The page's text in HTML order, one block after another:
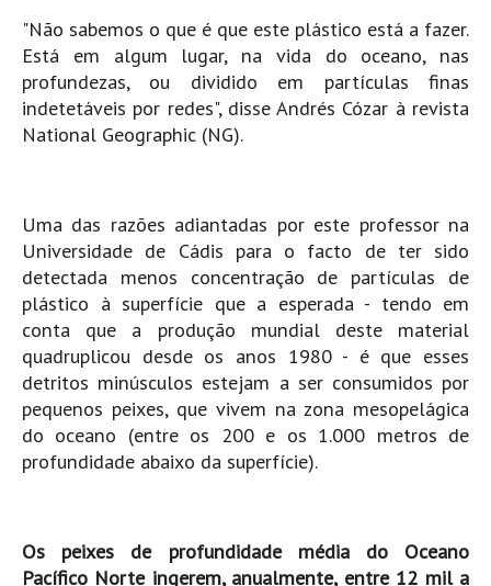
Carcavelos - Calhau
COSTA DA CAPARICA HD
Costa da Caparica - C.I.Surf HD
Costa da Caparica - Praia Norte HD
Costa da Caparica - Fonte da Telha HD
Monte Clérigo HD - O sargo
Quarteira
Faro HD
Fuzeta
Fuzeta Vista Mar HD
Laje, Contreiras e Ribeira da Janela HD
"Não sabemos o que é que este plástico está a fazer.
Está em algum lugar, na vida do oceano, nas
profundezas, ou dividido em partículas finas
indetetáveis por redes", disse Andrés Cózar à revista
National Geographic (NG).
Uma das razões adiantadas por este professor na
Universidade de Cádis para o facto de ter sido
detectada menos concentração de partículas de
plástico à superfície que a esperada - tendo em
conta que a produção mundial deste material
quadruplicou desde os anos 1980 - é que esses
detritos minúsculos estejam a ser consumidos por
pequenos peixes, que vivem na zona mesopelágica
do oceano (entre os 200 e os 1.000 metros de
profundidade abaixo da superfície).
Os peixes de profundidade média do Oceano
Pacífico Norte ingerem, anualmente, entre 12 mil a